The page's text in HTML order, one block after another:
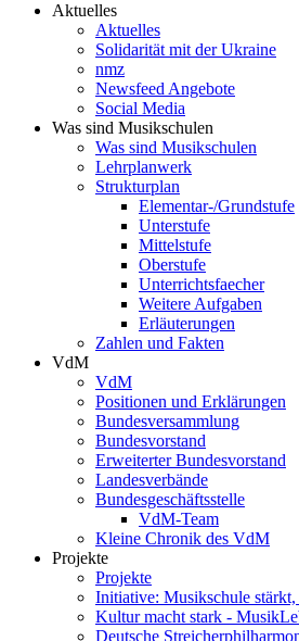
Aktuelles
Aktuelles
Solidarität mit der Ukraine
nmz
Newsfeed Angebote
Social Media
Was sind Musikschulen
Was sind Musikschulen
Lehrplanwerk
Strukturplan
Elementar-/Grundstufe
Unterstufe
Mittelstufe
Oberstufe
Unterrichtsfaecher
Weitere Aufgaben
Erläuterungen
Zahlen und Fakten
VdM
VdM
Positionen und Erklärungen
Bundesversammlung
Bundesvorstand
Erweiterter Bundesvorstand
Landesverbände
Bundesgeschäftsstelle
VdM-Team
Kleine Chronik des VdM
Projekte
Projekte
Initiative: Musikschule
Kultur macht stark -
Deutsche